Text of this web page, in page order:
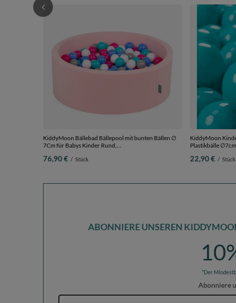
KiddyMoon Bällebad Bällepool mit bunten Bällen ∅
7Cm für Babys Kinder Rund,
cm 200 Bälle
76,90 € / Stück
KiddyMoon
Plastikbälle
22,90 € / Stück
ABONNIERE UNSEREN
*Der
Abonniere